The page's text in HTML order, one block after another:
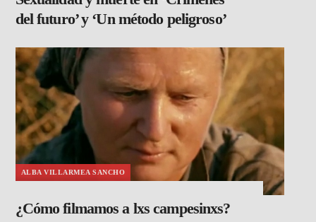
del futuro’ y ‘Un método peligroso’
ALBA VILLARMEA SANCHO
¿Cómo filmamos a lxs campesinxs?